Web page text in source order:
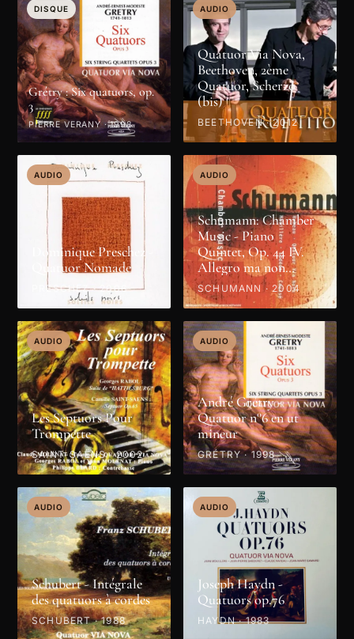
DISQUE
Grétry : Six quatuors, op.
3
PIERRE VERANY · 1998
AUDIO
Quatuor Via Nova,
Beethoven, 2ème
Quatuor, Scherzo
(bis)
BEETHOVEN · 2012
AUDIO
Dominique Preschez -
Quatuor Nomade
PRESCHEZ · 2006
AUDIO
Schumann: Chamber
Music - Piano
Quintet, Op. 44 IV.
Allegro ma non
troppo
SCHUMANN · 2004
AUDIO
Les Septuors Pour
Trompette
SAINT-SAËNS · 2002
AUDIO
André Grétry -
Quatuor n°6 en ut
mineur
GRÉTRY · 1998
AUDIO
Schubert - Intégrale
des quatuors à cordes
SCHUBERT · 1988
AUDIO
Joseph Haydn -
Quatuors op.76
HAYDN · 1983